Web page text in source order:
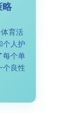
略
育活
个人护
每个单
个良性